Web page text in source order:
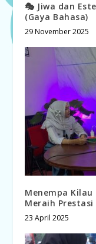
🎭 Jiwa dan
(Gaya Bahasa)
29 November 2025
Menempa
Meraih
23 April 2025